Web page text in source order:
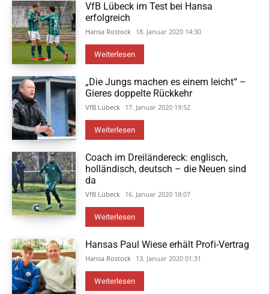
VfB Lübeck im Test bei Hansa
erfolgreich
Hansa Rostock 18. Januar 2020 14:30
Weiterlesen
„Die Jungs machen es einem leicht“ –
Gieres doppelte Rückkehr
VfB Lübeck 17. Januar 2020 19:52
Weiterlesen
Coach im Dreiländereck: englisch,
holländisch, deutsch – die Neuen sind
da
VfB Lübeck 16. Januar 2020 18:07
Weiterlesen
Hansas Paul Wiese erhält Profi-Vertrag
Hansa Rostock 13. Januar 2020 01:31
Weiterlesen